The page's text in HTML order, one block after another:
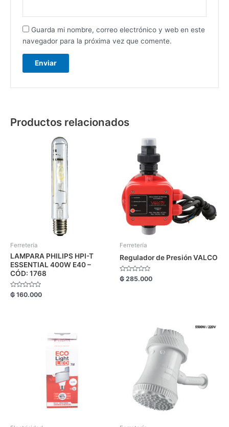
Guarda mi nombre, correo electrónico y web en este
navegador para la próxima vez que comente.
Productos relacionados
Ferretería
LAMPARA PHILIPS HPI-T
ESSENTIAL 400W E40 –
CÓD: 1768
Valorado
con
₲ 160.000
Ferretería
Regulador de Presión VALCO
Valorado
con
₲ 285.000